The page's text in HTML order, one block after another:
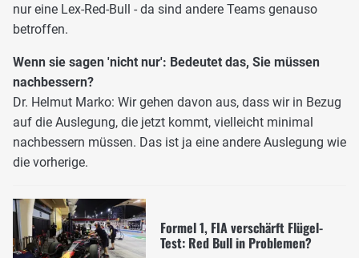
nur eine Lex-Red-Bull - da sind andere Teams genauso
betroffen.
Wenn sie sagen 'nicht nur': Bedeutet das, Sie müssen
nachbessern?
Dr. Helmut Marko: Wir gehen davon aus, dass wir in Bezug
auf die Auslegung, die jetzt kommt, vielleicht minimal
nachbessern müssen. Das ist ja eine andere Auslegung wie
die vorherige.
Formel 1, FIA verschärft Flügel-
Test: Red Bull in Problemen?